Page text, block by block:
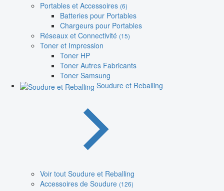
Portables et Accessoires (6)
Batteries pour Portables
Chargeurs pour Portables
Réseaux et Connectivité (15)
Toner et Impression
Toner HP
Toner Autres Fabricants
Toner Samsung
Soudure et Reballing
Voir tout Soudure et Reballing
Accessoires de Soudure (126)